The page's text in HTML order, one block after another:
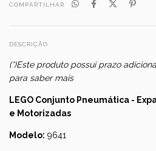
COMPARTILHAR
DESCRIÇÃO
(*)Este produto possui prazo
para saber mais
LEGO Conjunto Pneumática -
e Motorizadas
Modelo: 9641